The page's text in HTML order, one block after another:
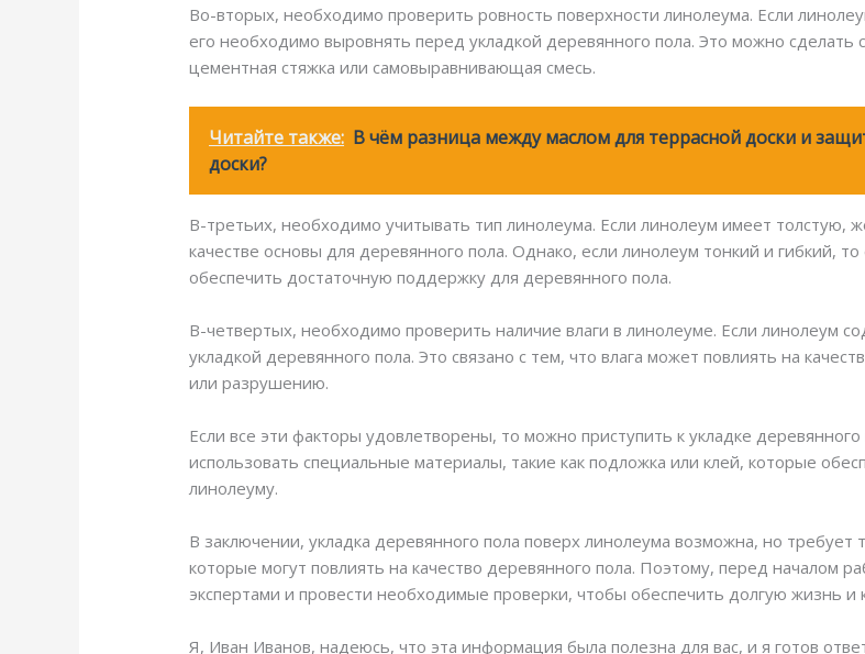
Во-вторых, необходимо проверить ровность поверхности линолеума. Если
его необходимо выровнять перед укладкой деревянного пола. Это можно
цементная стяжка или самовыравнивающая смесь.
Читайте также: В чём разница между маслом для террасной доски и
доски?
В-третьих, необходимо учитывать тип линолеума. Если линолеум имеет толстую,
качестве основы для деревянного пола. Однако, если линолеум тонкий и гибкий,
обеспечить достаточную поддержку для деревянного пола.
В-четвертых, необходимо проверить наличие влаги в линолеуме. Если линолеум
укладкой деревянного пола. Это связано с тем, что влага может повлиять на
или разрушению.
Если все эти факторы удовлетворены, то можно приступить к укладке
использовать специальные материалы, такие как подложка или клей, которые
линолеуму.
В заключении, укладка деревянного пола поверх линолеума возможна, но требует
которые могут повлиять на качество деревянного пола. Поэтому, перед началом
экспертами и провести необходимые проверки, чтобы обеспечить долгую жизнь и
Я, Иван Иванов, надеюсь, что эта информация была полезна для вас, и я готов